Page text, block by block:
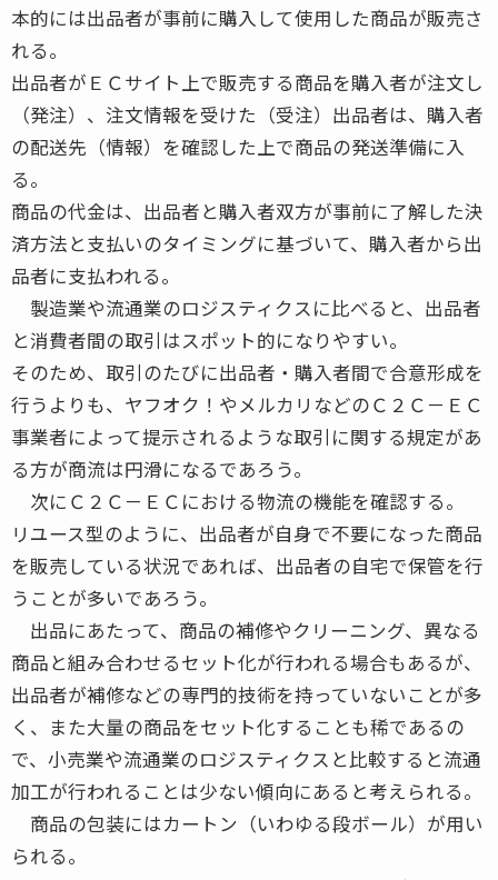
本的には出品者が事前に購入して使用した商品が販売さ
れる。
出品者がＥＣサイト上で販売する商品を購入者が注文し
（発注）、注文情報を受けた（受注）出品者は、購入者
の配送先（情報）を確認した上で商品の発送準備に入
る。
商品の代金は、出品者と購入者双方が事前に了解した決
済方法と支払いのタイミングに基づいて、購入者から出
品者に支払われる。
製造業や流通業のロジスティクスに比べると、出品者
と消費者間の取引はスポット的になりやすい。
そのため、取引のたびに出品者・購入者間で合意形成を
行うよりも、ヤフオク！やメルカリなどのＣ２Ｃ－ＥＣ
事業者によって提示されるような取引に関する規定があ
る方が商流は円滑になるであろう。
次にＣ２Ｃ－ＥＣにおける物流の機能を確認する。
リユース型のように、出品者が自身で不要になった商品
を販売している状況であれば、出品者の自宅で保管を行
うことが多いであろう。
出品にあたって、商品の補修やクリーニング、異なる
商品と組み合わせるセット化が行われる場合もあるが、
出品者が補修などの専門的技術を持っていないことが多
く、また大量の商品をセット化することも稀であるの
で、小売業や流通業のロジスティクスと比較すると流通
加工が行われることは少ない傾向にあると考えられる。
商品の包装にはカートン（いわゆる段ボール）が用い
られる。